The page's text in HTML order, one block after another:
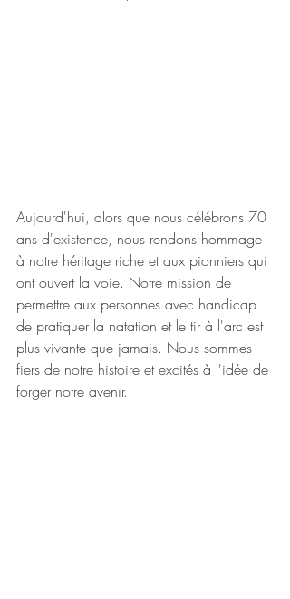
Aujourd'hui, alors que nous célébrons 70
ans d'existence, nous rendons hommage
à notre héritage riche et aux pionniers qui
ont ouvert la voie. Notre mission de
permettre aux personnes avec handicap
de pratiquer la natation et le tir à l'arc est
plus vivante que jamais. Nous sommes
fiers de notre histoire et excités à l'idée de
forger notre avenir.